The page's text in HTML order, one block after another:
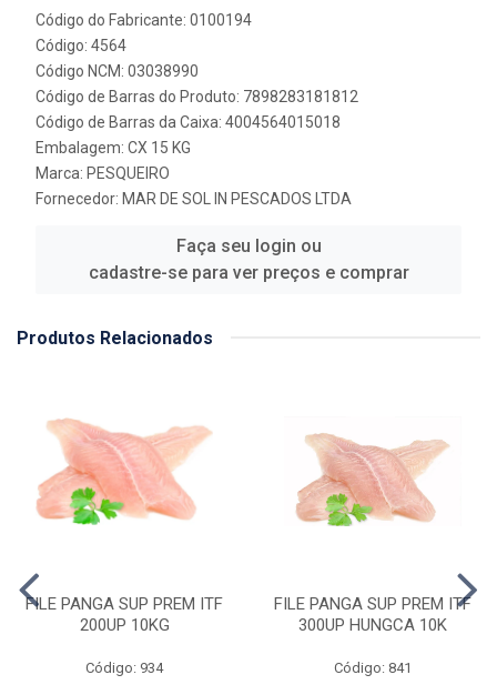
Código do Fabricante: 0100194
Código: 4564
Código NCM: 03038990
Código de Barras do Produto: 7898283181812
Código de Barras da Caixa: 4004564015018
Embalagem: CX 15 KG
Marca: PESQUEIRO
Fornecedor: MAR DE SOL IN PESCADOS LTDA
Faça seu login ou
cadastre-se para ver preços e comprar
Produtos Relacionados
FILE PANGA SUP PREM ITF
200UP 10KG
Código: 934
FILE PANGA SUP PREM ITF
300UP HUNGCA 10K
Código: 841